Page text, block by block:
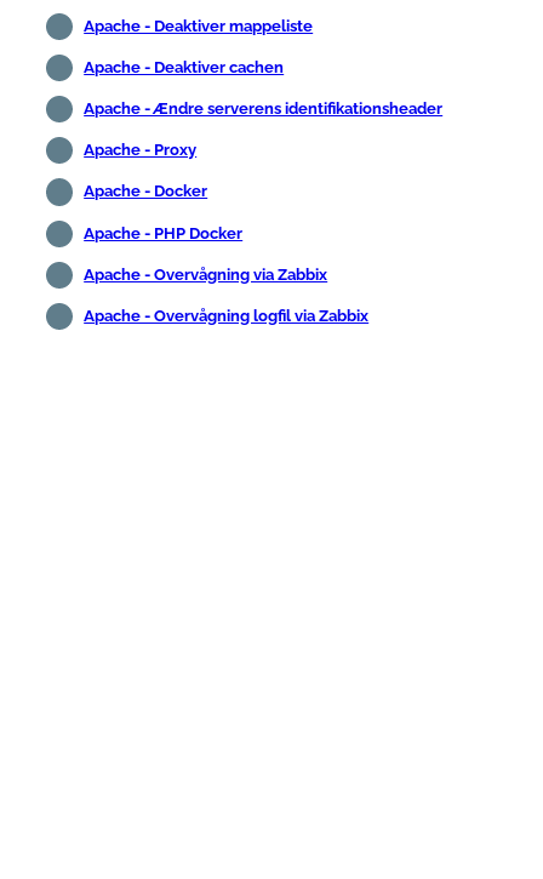
Apache - Deaktiver mappeliste
Apache - Deaktiver cachen
Apache - Ændre serverens identifikationsheader
Apache - Proxy
Apache - Docker
Apache - PHP Docker
Apache - Overvågning via Zabbix
Apache - Overvågning logfil via Zabbix